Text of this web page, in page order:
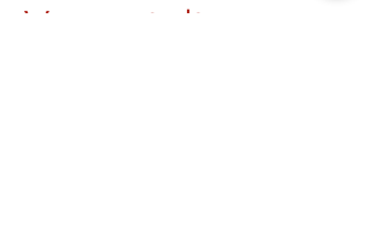
Veranstaltung